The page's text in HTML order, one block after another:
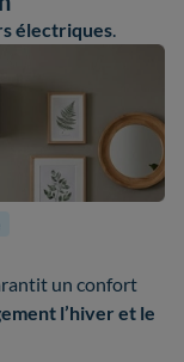
électriques
un confort
l’hiver et le